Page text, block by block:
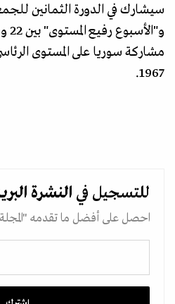
سيشارك في الدورة الثمانين
مشاركة سوريا على المستوى
1967.
للتسجيل في النشرة
احصل على أفضل ما تقدمه